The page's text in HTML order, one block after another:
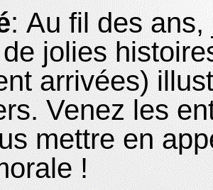
: Au fil des ans,
jolies
arrivées)
Venez les
mettre en
!